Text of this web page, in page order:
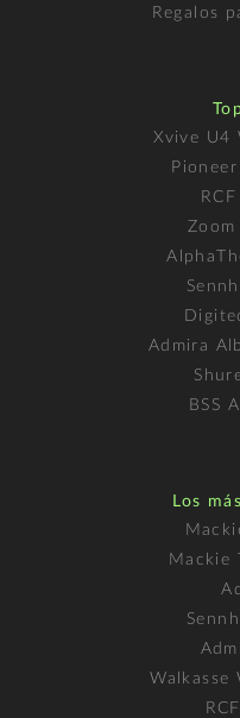
Regalos
Xvive U4
Zoom
Admira
BSS
Los
Mackie
Walkasse